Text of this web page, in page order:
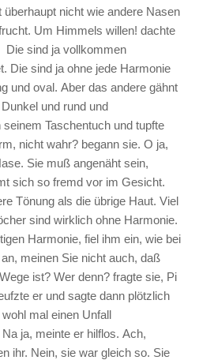
nicht wie andere Nasen
Um Himmels willen! dachte
Die sind ja vollkommen
Die sind ja ohne jede Harmonie
und oval. Aber das andere gähnt
und rund und
Taschentuch und tupfte
nicht wahr? begann sie. O ja,
Sie muß angenäht sein,
sich so fremd vor im Gesicht.
Tönung als die übrige Haut. Viel
sind wirklich ohne Harmonie.
Harmonie, fiel ihm ein, wie bei
meinen Sie nicht auch, daß
ist? Wer denn? fragte sie, Pi
er und sagte dann plötzlich
mal einen Unfall
ja, meinte er hilflos. Ach,
ihr. Nein, sie war gleich so. Sie